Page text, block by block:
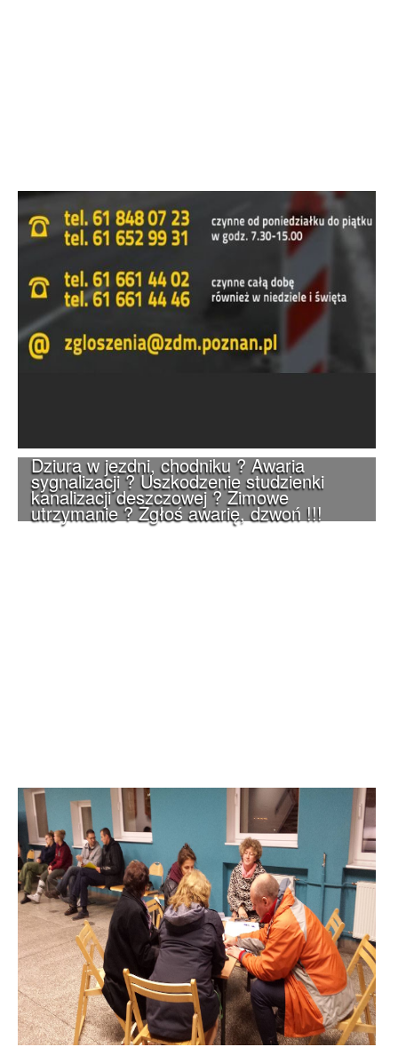
Dziura w jezdni, chodniku ? Awaria
sygnalizacji ? Uszkodzenie studzienki
kanalizacji deszczowej ? Zimowe
utrzymanie ? Zgłoś awarię, dzwoń !!!